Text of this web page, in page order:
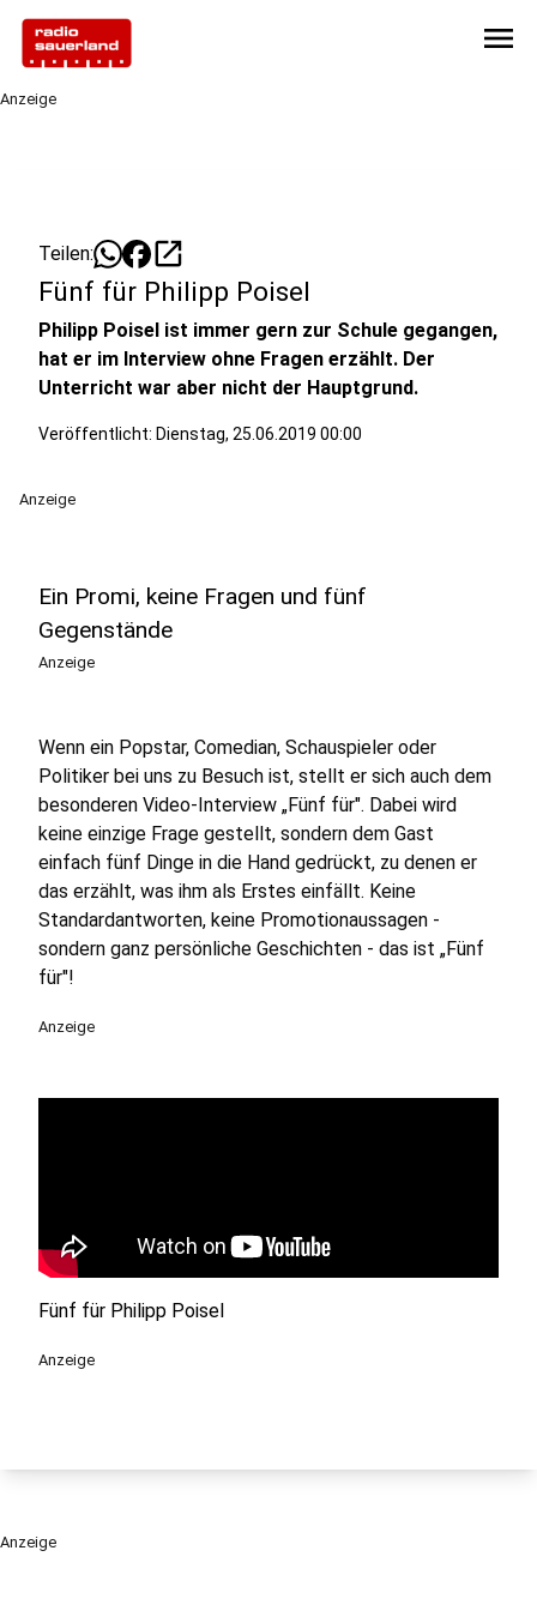
menu
Anzeige
Teilen: open_in_new
Fünf für Philipp Poisel
Philipp Poisel ist immer gern zur Schule gegangen,
hat er im Interview ohne Fragen erzählt. Der
Unterricht war aber nicht der Hauptgrund.
Veröffentlicht: Dienstag, 25.06.2019 00:00
Anzeige
Ein Promi, keine Fragen und fünf
Gegenstände
Anzeige
Wenn ein Popstar, Comedian, Schauspieler oder
Politiker bei uns zu Besuch ist, stellt er sich auch dem
besonderen Video-Interview „Fünf für". Dabei wird
keine einzige Frage gestellt, sondern dem Gast
einfach fünf Dinge in die Hand gedrückt, zu denen er
das erzählt, was ihm als Erstes einfällt. Keine
Standardantworten, keine Promotionaussagen -
sondern ganz persönliche Geschichten - das ist „Fünf
für"!
Anzeige
Fünf für Philipp Poisel
Anzeige
Anzeige